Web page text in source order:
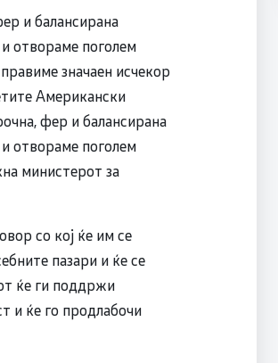
и балансирана
и отвораме поголем
значаен исчекор
Американски
фер и балансирана
и отвораме поголем
министерот за
со кој ќе им се
пазари и ќе се
ќе ги поддржи
и ќе го продлабочи